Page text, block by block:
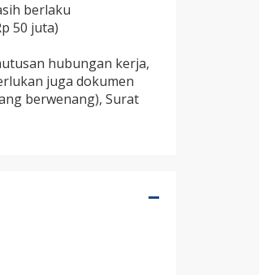
berlaku
50 juta)
hubungan kerja,
juga dokumen
berwenang), Surat